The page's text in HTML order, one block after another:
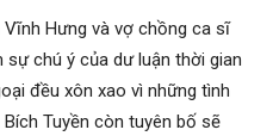
Hưng và vợ chồng ca sĩ
chú ý của dư luận thời gian
đều xôn xao vì những tình
Tuyền còn tuyên bố sẽ